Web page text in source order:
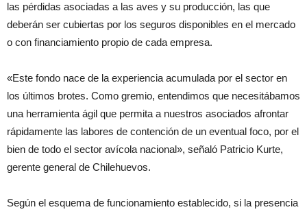
las pérdidas asociadas a las aves y su producción, las que
deberán ser cubiertas por los seguros disponibles en el mercado
o con financiamiento propio de cada empresa.
«Este fondo nace de la experiencia acumulada por el sector en
los últimos brotes. Como gremio, entendimos que necesitábamos
una herramienta ágil que permita a nuestros asociados afrontar
rápidamente las labores de contención de un eventual foco, por el
bien de todo el sector avícola nacional», señaló Patricio Kurte,
gerente general de Chilehuevos.
Según el esquema de funcionamiento establecido, si la presencia